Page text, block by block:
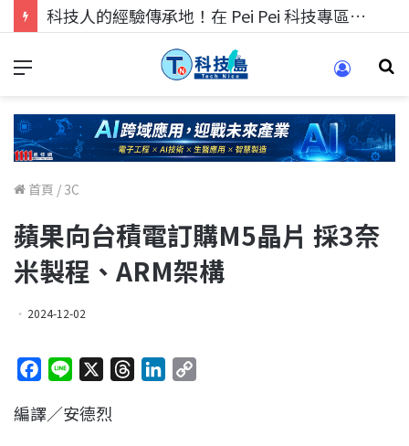
科技人找工作，就到TECH+ 科技專區!
首頁 / 3C
蘋果向台積電訂購M5晶片 採3奈
米製程、ARM架構
2024-12-02
c
n
編譯／安德烈